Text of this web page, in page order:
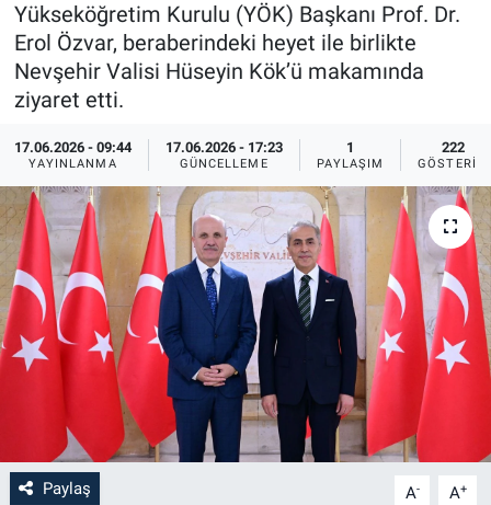
Yükseköğretim Kurulu (YÖK) Başkanı Prof. Dr.
Erol Özvar, beraberindeki heyet ile birlikte
Nevşehir Valisi Hüseyin Kök’ü makamında
ziyaret etti.
17.06.2026 - 09:44
YAYINLANMA
17.06.2026 - 17:23
GÜNCELLEME
1
PAYLAŞIM
222
GÖSTERIM
Paylaş A- A+
Sağlık
Yerel
Genel
Asayiş
İlan - Duyuru- Mesaj
Türkiye Gündemi
Sizden Gelenler
Yaşam
Sağlık
Eğitim
Kültür
3.Sayfa
Medya
İlan - Duyuru- Mesaj
Türkiye Gündemi
Sizden Gelenler